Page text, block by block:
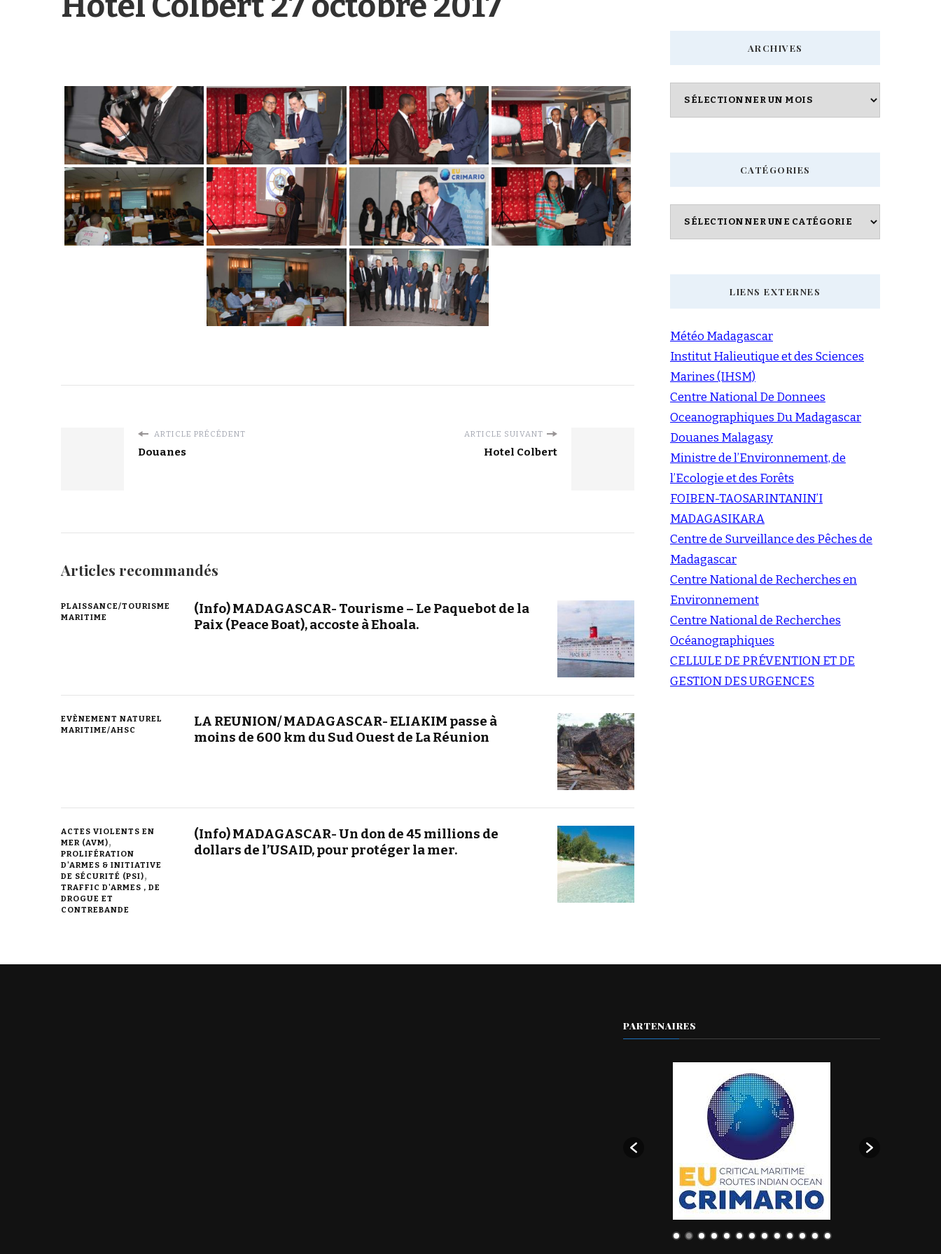
ARTICLE PRÉCÉDENT
Douanes
ARTICLE SUIVANT
Hotel Colbert
Articles recommandés
PLAISSANCE/TOURISME
MARITIME
(Info) MADAGASCAR- Tourisme – Le Paquebot de la
Paix (Peace Boat), accoste à Ehoala.
EVÈNEMENT NATUREL
MARITIME/AHSC
LA REUNION/ MADAGASCAR- ELIAKIM passe à
moins de 600 km du Sud Ouest de La Réunion
ACTES VIOLENTS EN
MER (AVM)
PROLIFÉRATION
D'ARMES & INITIATIVE
DE SÉCURITÉ (PSI)
TRAFFIC D'ARMES , DE
DROGUE ET
CONTREBANDE
(Info) MADAGASCAR- Un don de 45 millions de
dollars de l’USAID, pour protéger la mer.
ARCHIVES
Archives
CATÉGORIES
Catégories
LIENS EXTERNES
Météo Madagascar
Institut Halieutique et des Sciences
Marines (IHSM)
Centre National De Donnees
Oceanographiques Du Madagascar
Douanes Malagasy
Ministre de l’Environnement, de
l’Ecologie et des Forêts
FOIBEN-TAOSARINTANIN’I
MADAGASIKARA
Centre de Surveillance des Pêches de
Madagascar
Centre National de Recherches en
Environnement
Centre National de Recherches
Océanographiques
CELLULE DE PRÉVENTION ET DE
GESTION DES URGENCES
PARTENAIRES